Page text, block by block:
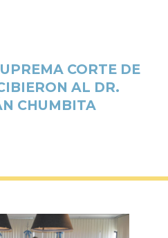
CORTE DE
AL DR.
CHUMBITA